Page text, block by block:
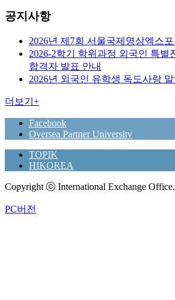
공지사항
2026년 제7회 서울국제명상엑스포
2026-2학기 학위과정 외국인 특별
합격자 발표 안내
2026년 외국인 유학생 독도사랑 말
더보기 +
Facebook
Oversea Partner University
TOPIK
HIKOREA
Copyright ⓒ International Exchange
PC버전